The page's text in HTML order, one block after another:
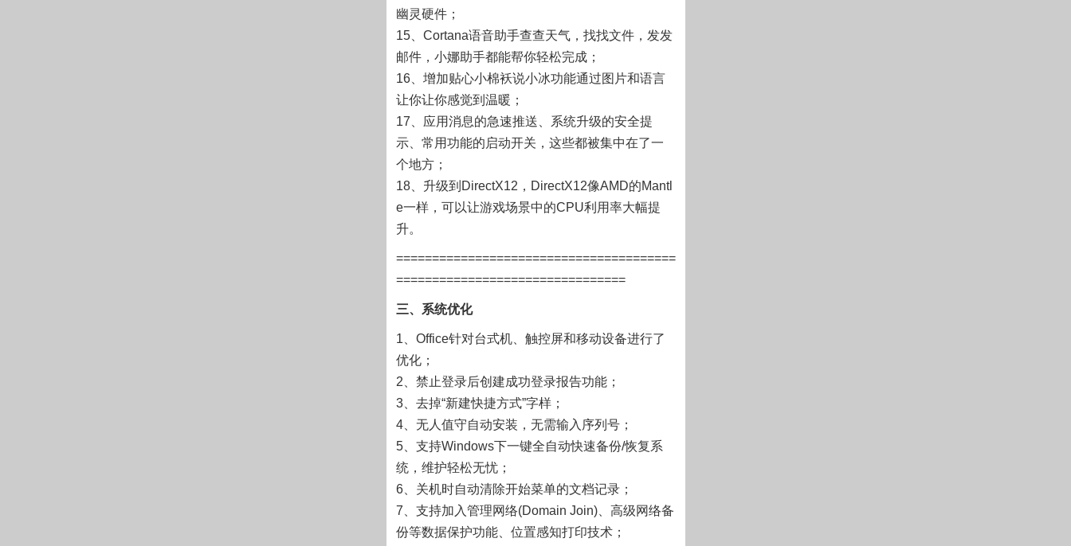
幽灵硬件；
15、Cortana语音助手查查天气，找找文件，发发
邮件，小娜助手都能帮你轻松完成；
16、增加贴心小棉袄说小冰功能通过图片和语言
让你让你感觉到温暖；
17、应用消息的急速推送、系统升级的安全提
示、常用功能的启动开关，这些都被集中在了一
个地方；
18、升级到DirectX12，DirectX12像AMD的Mantl
e一样，可以让游戏场景中的CPU利用率大幅提
升。
=======================================
================================
三、系统优化
1、Office针对台式机、触控屏和移动设备进行了
优化；
2、禁止登录后创建成功登录报告功能；
3、去掉“新建快捷方式”字样；
4、无人值守自动安装，无需输入序列号；
5、支持Windows下一键全自动快速备份/恢复系
统，维护轻松无忧；
6、关机时自动清除开始菜单的文档记录；
7、支持加入管理网络(Domain Join)、高级网络备
份等数据保护功能、位置感知打印技术；